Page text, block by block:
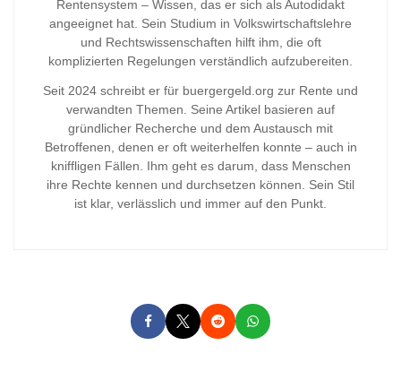
Rentensystem – Wissen, das er sich als Autodidakt
angeeignet hat. Sein Studium in Volkswirtschaftslehre
und Rechtswissenschaften hilft ihm, die oft
komplizierten Regelungen verständlich aufzubereiten.
Seit 2024 schreibt er für buergergeld.org zur Rente und
verwandten Themen. Seine Artikel basieren auf
gründlicher Recherche und dem Austausch mit
Betroffenen, denen er oft weiterhelfen konnte – auch in
kniffligen Fällen. Ihm geht es darum, dass Menschen
ihre Rechte kennen und durchsetzen können. Sein Stil
ist klar, verlässlich und immer auf den Punkt.